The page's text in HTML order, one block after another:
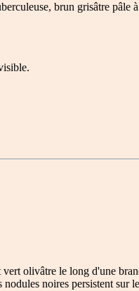
brun grisâtre pâle
olivâtre le long d'une
noires persistent sur